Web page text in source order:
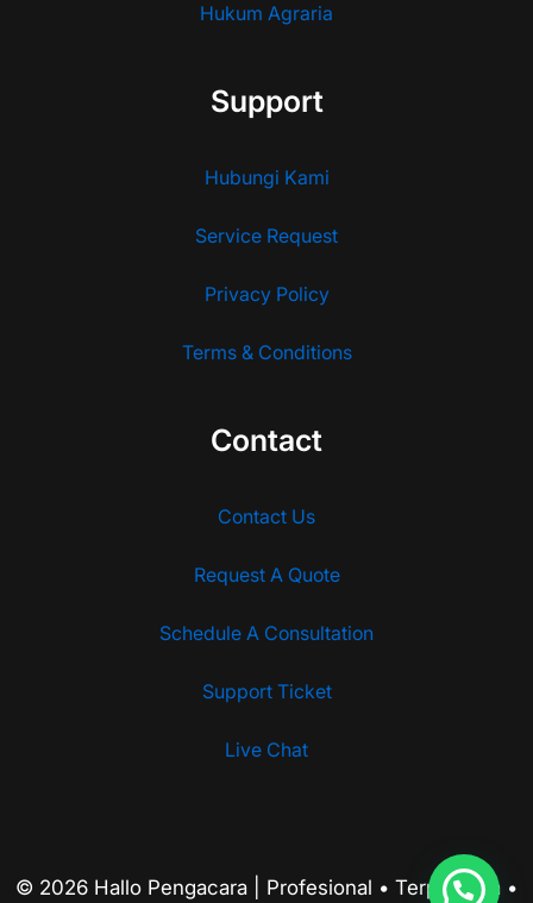
Hukum Agraria
Support
Hubungi Kami
Service Request
Privacy Policy
Terms & Conditions
Contact
Contact Us
Request A Quote
Schedule A Consultation
Support Ticket
Live Chat
© 2026 Hallo Pengacara | Profesional • Terpercaya •